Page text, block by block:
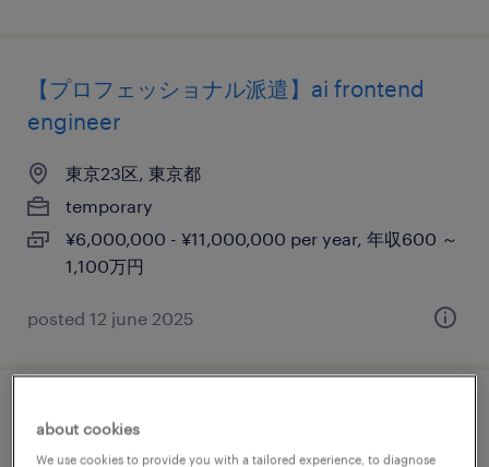
【プロフェッショナル派遣】ai frontend
engineer
東京23区, 東京都
temporary
¥6,000,000 - ¥11,000,000 per year, 年収600 ～
1,100万円
posted 12 june 2025
it・web系／メーカー系／流通・サービス系
のネットワークエンジニア・サーバー設計
about cookies
We use cookies to provide you with a tailored experience, to diagnose